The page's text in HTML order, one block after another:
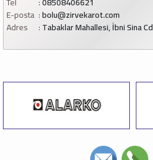
E-posta bolu@zirvekarot.com
Adres
Tabaklar Mahallesi, İbni Sina Cd